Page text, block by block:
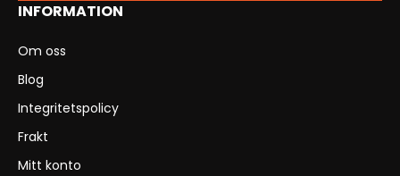
INFORMATION
Om oss
Blog
Integritetspolicy
Frakt
Mitt konto